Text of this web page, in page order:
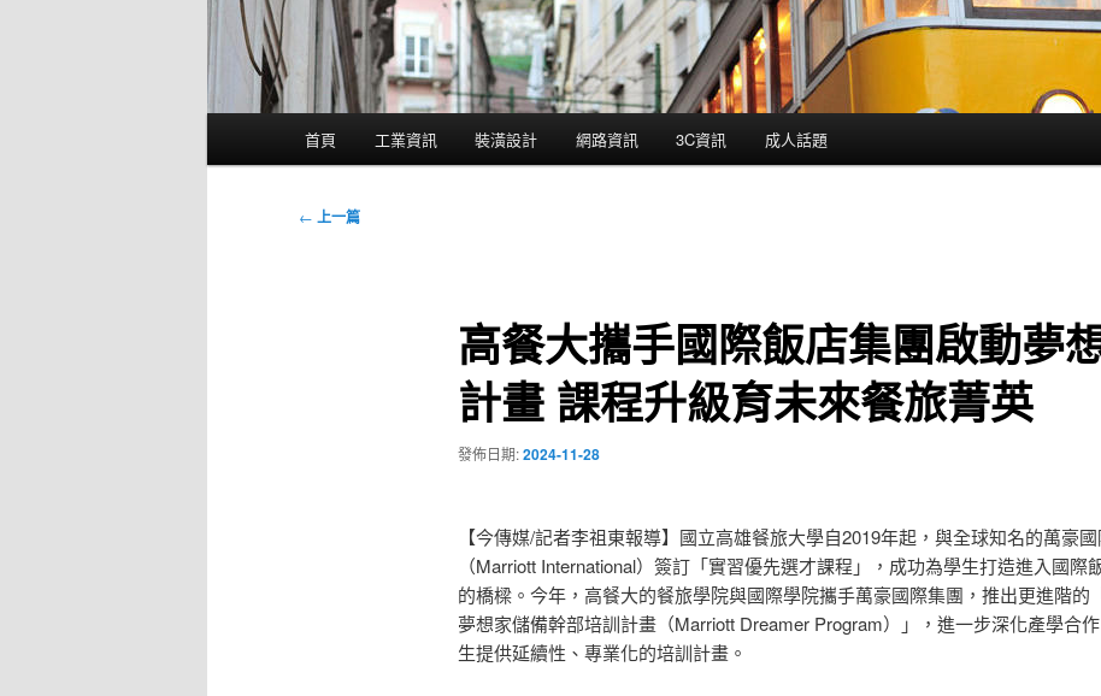
首頁 工業資訊 裝潢設計 網路資訊 3C資訊 成人話題
文
← 上一篇
高餐大攜手國際飯店集團啟動夢
計畫 課程升級育未來餐旅菁英
發佈日期:2024-11-28
【今傳媒/記者李祖東報導】國立高雄餐旅大學自2019年起，與全球知名的萬豪
（Marriott International）簽訂「實習優先選才課程」，成功為學生打造進入國際
的橋樑。今年，高餐大的餐旅學院與國際學院攜手萬豪國際集團，推出更進階的
夢想家儲備幹部培訓計畫（Marriott Dreamer Program）」，進一步深化產學合
生提供延續性、專業化的培訓計畫。